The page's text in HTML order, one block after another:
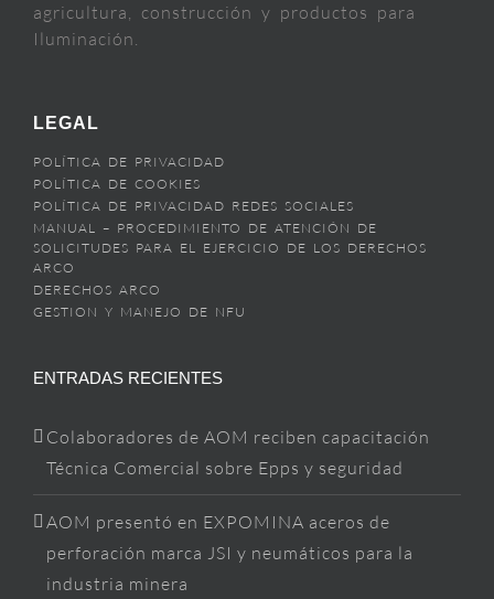
agricultura, construcción y productos para
Iluminación.
LEGAL
POLÍTICA DE PRIVACIDAD
POLÍTICA DE COOKIES
POLÍTICA DE PRIVACIDAD REDES SOCIALES
MANUAL – PROCEDIMIENTO DE ATENCIÓN DE
SOLICITUDES PARA EL EJERCICIO DE LOS DERECHOS
ARCO
DERECHOS ARCO
GESTION Y MANEJO DE NFU
ENTRADAS RECIENTES
Colaboradores de AOM reciben capacitación
Técnica Comercial sobre Epps y seguridad
AOM presentó en EXPOMINA aceros de
perforación marca JSI y neumáticos para la
industria minera